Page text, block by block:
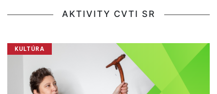
AKTIVITY CVTI SR
KULTÚRA